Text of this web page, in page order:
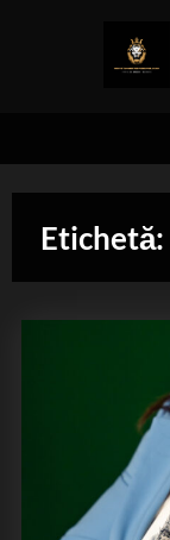
Etichetă: